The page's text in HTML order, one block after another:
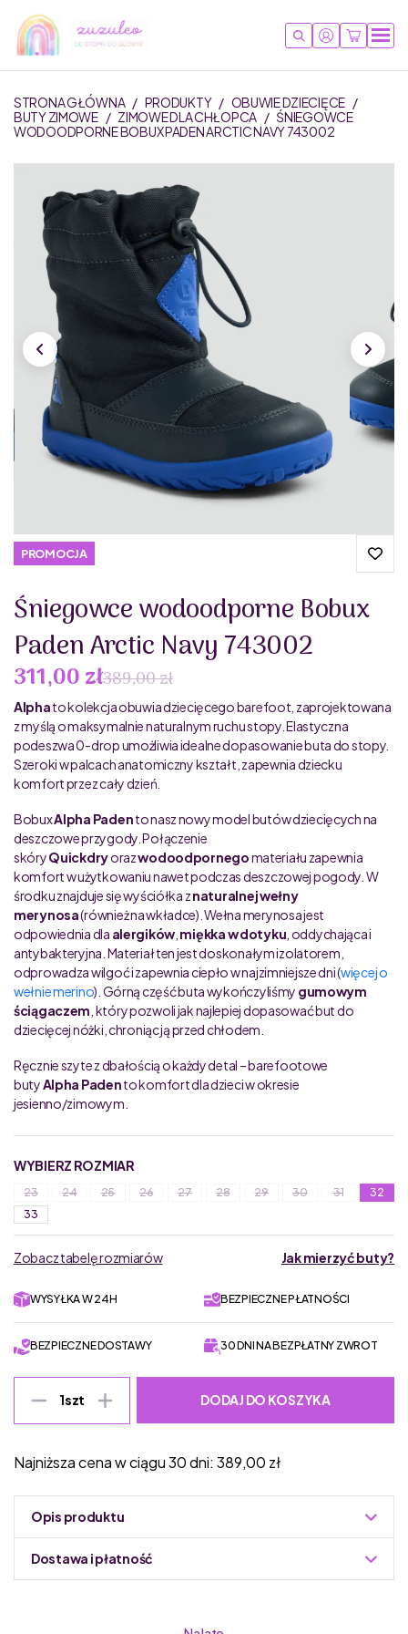
STRONA GŁÓWNA / PRODUKTY / OBUWIE DZIECIĘCE /
BUTY ZIMOWE / ZIMOWE DLA CHŁOPCA / ŚNIEGOWCE
WODOODPORNE BOBUX PADEN ARCTIC NAVY 743002
PROMOCJA
Śniegowce wodoodporne Bobux
Paden Arctic Navy 743002
311,00 zł389,00 zł
Alphato kolekcja obuwia dziecięcego barefoot, zaprojektowana
z myślą o maksymalnie naturalnym ruchu stopy. Elastyczna
podeszwa 0-drop umożliwia idealne dopasowanie buta do stopy.
Szeroki w palcach anatomiczny kształt, zapewnia dziecku
komfort przez cały dzień.
BobuxAlpha Padento nasz nowy model butów dziecięcych na
deszczowe przygody. Połączenie
skóryQuickdryorazwodoodpornegomateriału zapewnia
komfort w użytkowaniu nawet podczas deszczowej pogody. W
środku znajduje się wyściółka znaturalnej wełny
merynosa(również na wkładce). Wełna merynosa jest
odpowiednia dla alergików miękka w dotyku , oddychająca i
antybakteryjna. Materiał ten jest doskonałym izolatorem,
odprowadza wilgoć i zapewnia ciepło w najzimniejsze dni (więcej o
wełnie merino). Górną część buta wykończyliśmy gumowym
ściągaczem , który pozwoli jak najlepiej dopasować but do
dziecięcej nóżki, chroniąc ją przed chłodem.
Ręcznie szyte z dbałością o każdy detal – barefootowe
butyAlpha Padento komfort dla dzieci w okresie
jesienno/zimowym.
WYBIERZ ROZMIAR
23 24 25 26 27 28 29 30 31
32
33
Zobacz tabelę rozmiarów Jak mierzyć buty?
WYSYŁKA W 24H BEZPIECZNE PŁATNOŚCI
BEZPIECZNE DOSTAWY 30 DNI NA BEZPŁATNY ZWROT
1szt DODAJ DO KOSZYKA
Najniższa cena w ciągu 30 dni: 389,00 zł
Opis produktu
Dostawa i płatność